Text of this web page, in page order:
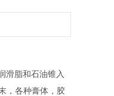
滑脂和石油锥入
，各种膏体，胶